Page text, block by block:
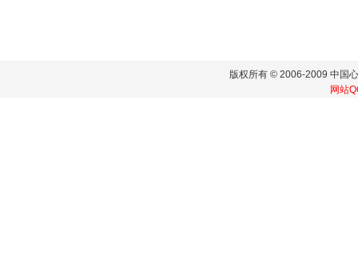
版权所有 © 2006-2009 中国
网站